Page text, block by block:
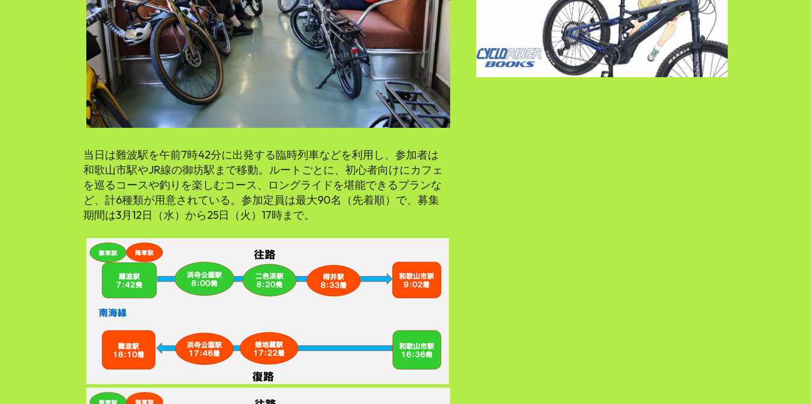
当日は難波駅を午前7時42分に出発する臨時列車などを利用し、参加者は
和歌山市駅やJR線の御坊駅まで移動。ルートごとに、初心者向けにカフェ
を巡るコースや釣りを楽しむコース、ロングライドを堪能できるプランな
ど、計6種類が用意されている。参加定員は最大90名（先着順）で、募集
期間は3月12日（水）から25日（火）17時まで。